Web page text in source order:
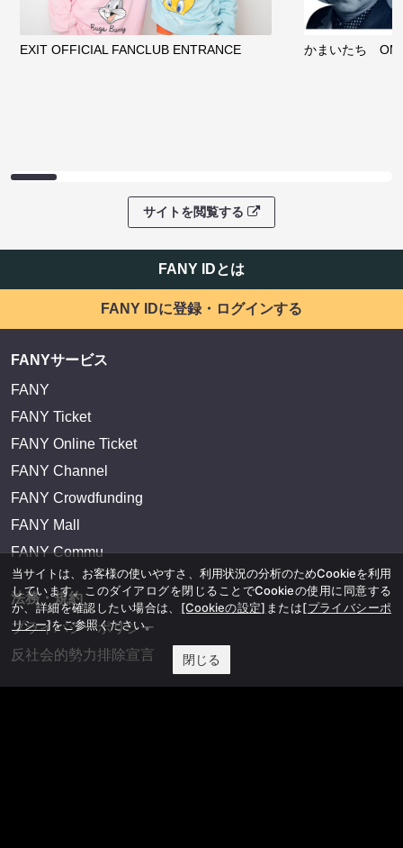
EXIT OFFICIAL FANCLUB ENTRANCE かまいたち
サイトを閲覧する
FANY IDとは
FANY IDに登録・ログインする
FANYサービス
FANY
FANY Ticket
FANY Online Ticket
FANY Channel
FANY Crowdfunding
FANY Mall
FANY Commu
法務・規約
プライバシーポリシー
反社会的勢力排除宣言
当サイトは、お客様の使いやすさ、利用状況の分析のためCookieを利用
しています。このダイアログを閉じることでCookieの使用に同意する
か、詳細を確認したい場合は、 [Cookieの設定] または[プライバシーポ
リシー]をご参照ください。
閉じる